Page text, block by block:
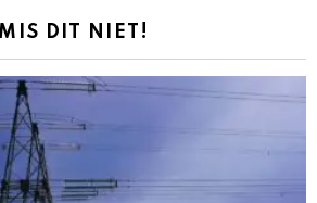
MIS DIT NIET!